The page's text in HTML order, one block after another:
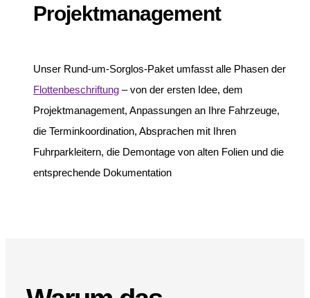
Projektmanagement
Unser Rund-um-Sorglos-Paket umfasst alle Phasen der
Flottenbeschriftung – von der ersten Idee, dem
Projektmanagement, Anpassungen an Ihre Fahrzeuge,
die Terminkoordination, Absprachen mit Ihren
Fuhrparkleitern, die Demontage von alten Folien und die
entsprechende Dokumentation